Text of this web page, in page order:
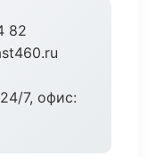
82
7, офис: